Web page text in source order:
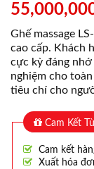
Ghế massage
cao cấp. Khách
cực kỳ đáng
nghiệm cho
tiêu chí cho
Cam Kết
Cam kết
Xuất hóa